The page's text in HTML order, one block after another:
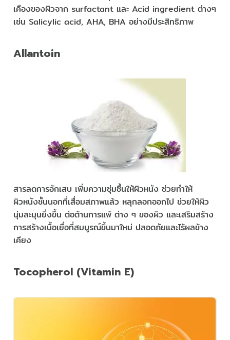
เคืองของผิวจาก surfactant และ Acid ingredient ต่างๆ
เช่น Salicylic acid, AHA, BHA อย่างมีประสิทธิภาพ
Allantoin
สารลดการอักเสบ เพิ่มความชุ่มชื้นให้ผิวหนัง ช่วยทำให้
ผิวหนังชั้นนอกที่เสื่อมสภาพแล้ว หลุกลอกออกไป ช่วยให้ผิว
นุ่มละมุนยิ่งขึ้น ต่อต้านการแพ้ ต่าง ๆ ของผิว และเสริมสร้าง
การสร้างเนื้อเยื่อที่สมบูรณ์ขึ้นมาใหม่ ปลอดภัยและไร้ผลข้าง
เคียง
Tocopherol (Vitamin E)